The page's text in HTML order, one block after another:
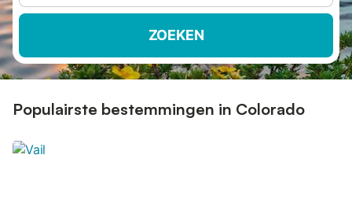
ZOEKEN
Populairste bestemmingen in Colorado